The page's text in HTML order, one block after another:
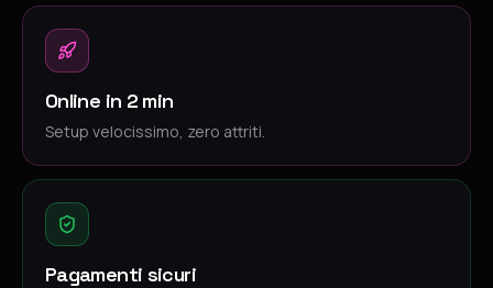
Online in 2 min
Setup velocissimo, zero attriti.
Pagamenti sicuri